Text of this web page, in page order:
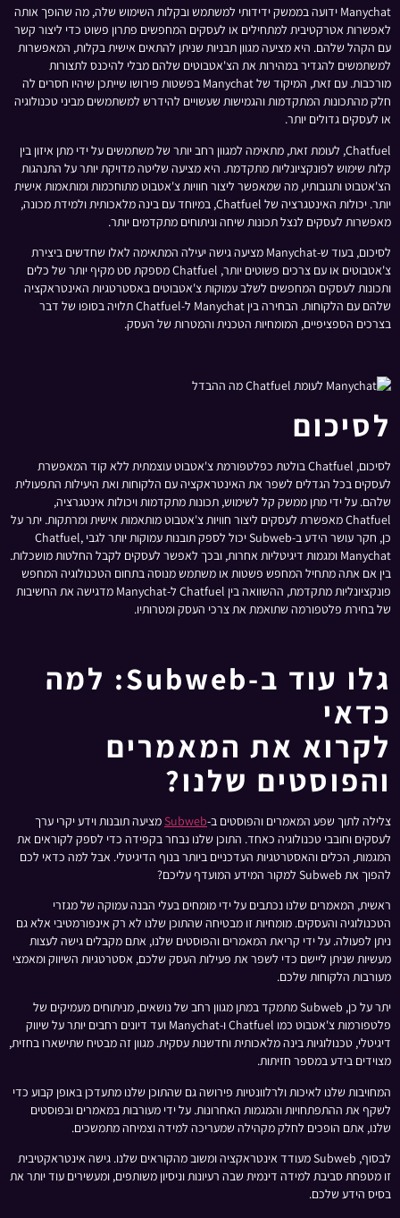
Manychat ידועה בממשק ידידותי למשתמש ובקלות השימוש שלה, מה שהופך אותה
לאפשרות אטרקטיבית למתחילים או לעסקים המחפשים פתרון פשוט כדי ליצור קשר
עם הקהל שלהם. היא מציעה מגוון תבניות שניתן להתאים אישית בקלות, המאפשרות
למשתמשים להגדיר במהירות את הצ'אטבוטים שלהם מבלי להיכנס לתצורות
מורכבות. עם זאת, המיקוד של Manychat בפשטות פירושו שייתכן שיהיו חסרים לה
חלק מהתכונות המתקדמות והגמישות שעשויים להידרש למשתמשים מביני טכנולוגיה
או לעסקים גדולים יותר.
Chatfuel, לעומת זאת, מתאימה למגוון רחב יותר של משתמשים על ידי מתן איזון בין
קלות שימוש לפונקציונליות מתקדמת. היא מציעה שליטה מדויקת יותר על התנהגות
הצ'אטבוט ותגובותיו, מה שמאפשר ליצור חוויות צ'אטבוט מתוחכמות ומותאמות אישית
יותר. יכולות האינטגרציה של Chatfuel, במיוחד עם בינה מלאכותית ולמידת מכונה,
מאפשרות לעסקים לנצל תכונות שיחה וניתוחים מתקדמים יותר.
לסיכום, בעוד ש-Manychat מציעה גישה יעילה המתאימה לאלו שחדשים ביצירת
צ'אטבוטים או עם צרכים פשוטים יותר, Chatfuel מספקת סט מקיף יותר של כלים
ותכונות לעסקים המחפשים לשלב עמוקות צ'אטבוטים באסטרטגיות האינטראקציה
שלהם עם הלקוחות. הבחירה בין Manychat ל-Chatfuel תלויה בסופו של דבר
בצרכים הספציפיים, המומחיות הטכנית והמטרות של העסק.
לסיכום
לסיכום, Chatfuel בולטת כפלטפורמת צ'אטבוט עוצמתית ללא קוד המאפשרת
לעסקים בכל הגדלים לשפר את האינטראקציה עם הלקוחות ואת היעילות התפעולית
שלהם. על ידי מתן ממשק קל לשימוש, תכונות מתקדמות ויכולות אינטגרציה,
Chatfuel מאפשרת לעסקים ליצור חוויות צ'אטבוט מותאמות אישית ומרתקות. יתר על
כן, חקר עושר הידע ב-Subweb יכול לספק תובנות עמוקות יותר לגבי Chatfuel,
Manychat ומגמות דיגיטליות אחרות, ובכך לאפשר לעסקים לקבל החלטות מושכלות.
בין אם אתה מתחיל המחפש פשטות או משתמש מנוסה בתחום הטכנולוגיה המחפש
פונקציונליות מתקדמת, ההשוואה בין Chatfuel ל-Manychat מדגישה את החשיבות
של בחירת פלטפורמה שתואמת את צרכי העסק ומטרותיו.
גלו עוד ב-Subweb: למה
כדאי
לקרוא את המאמרים
והפוסטים שלנו?
צלילה לתוך שפע המאמרים והפוסטים ב-Subwebמציעה תובנות וידע יקרי ערך
לעסקים וחובבי טכנולוגיה כאחד. התוכן שלנו נבחר בקפידה כדי לספק לקוראים את
המגמות, הכלים והאסטרטגיות העדכניים ביותר בנוף הדיגיטלי. אבל למה כדאי לכם
להפוך את Subweb למקור המידע המועדף עליכם?
ראשית, המאמרים שלנו נכתבים על ידי מומחים בעלי הבנה עמוקה של מגזרי
הטכנולוגיה והעסקים. מומחיות זו מבטיחה שהתוכן שלנו לא רק אינפורמטיבי אלא גם
ניתן לפעולה. על ידי קריאת המאמרים והפוסטים שלנו, אתם מקבלים גישה לעצות
מעשיות שניתן ליישם כדי לשפר את פעילות העסק שלכם, אסטרטגיות השיווק ומאמצי
מעורבות הלקוחות שלכם.
יתר על כן, Subweb מתמקד במתן מגוון רחב של נושאים, מניתוחים מעמיקים של
פלטפורמות צ'אטבוט כמו Chatfuel ו-Manychat ועד דיונים רחבים יותר על שיווק
דיגיטלי, טכנולוגיות בינה מלאכותית וחדשנות עסקית. מגוון זה מבטיח שתישארו בחזית,
מצוידים בידע במספר חזיתות.
המחויבות שלנו לאיכות ולרלוונטיות פירושה גם שהתוכן שלנו מתעדכן באופן קבוע כדי
לשקף את ההתפתחויות והמגמות האחרונות. על ידי מעורבות במאמרים ובפוסטים
שלנו, אתם הופכים לחלק מקהילה שמעריכה למידה וצמיחה מתמשכים.
לבסוף, Subweb מעודד אינטראקציה ומשוב מהקוראים שלנו. גישה אינטראקטיבית
זו מטפחת סביבת למידה דינמית שבה רעיונות וניסיון משותפים, ומעשירים עוד יותר את
בסיס הידע שלכם.